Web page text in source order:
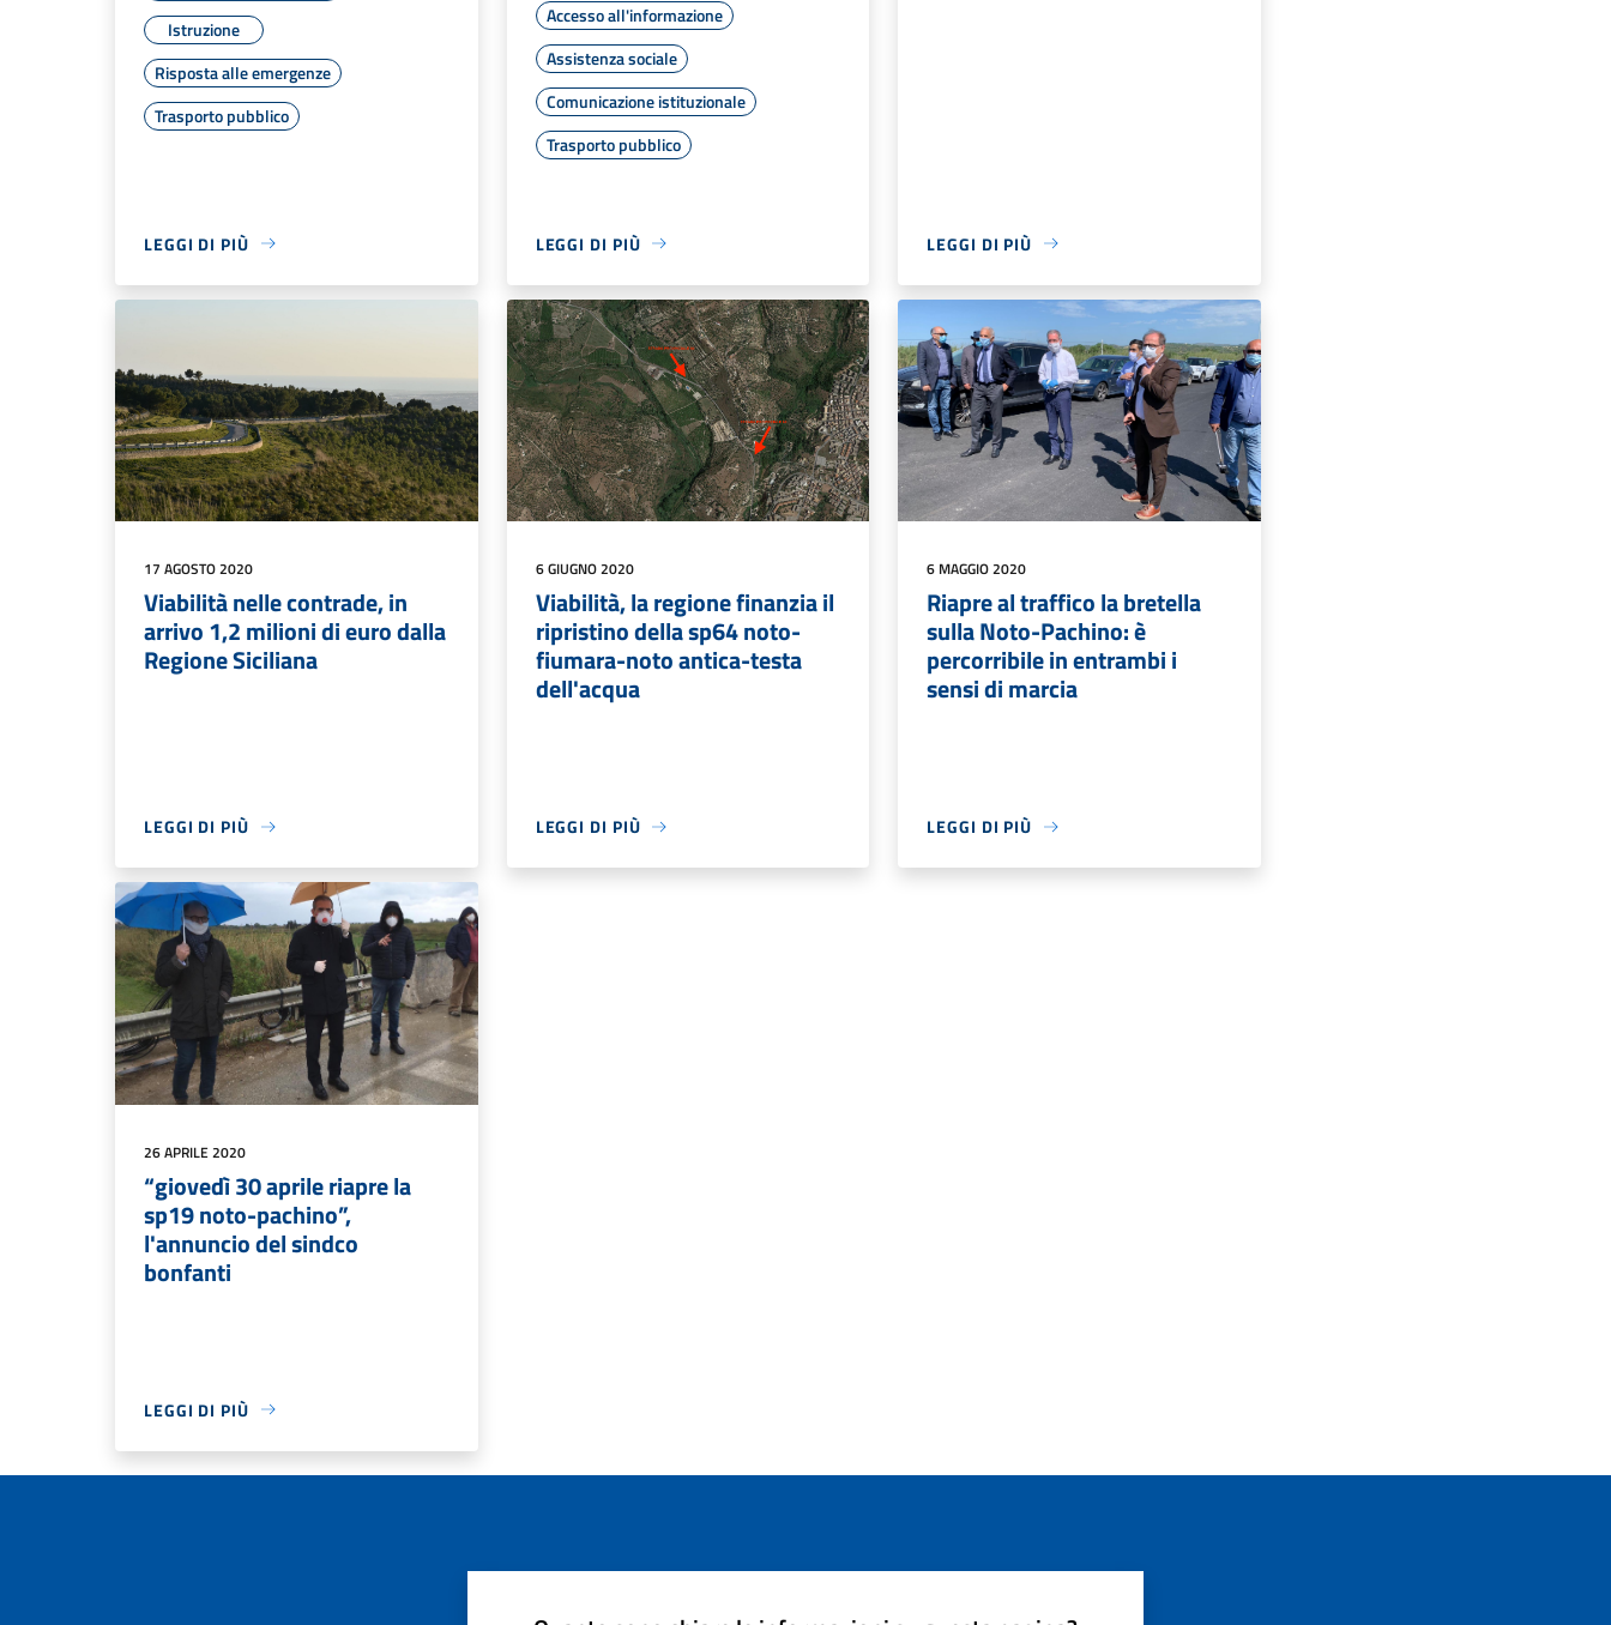
Istruzione
Risposta alle emergenze
Trasporto pubblico
LEGGI DI PIÙ
Accesso all'informazione
Assistenza sociale
Comunicazione istituzionale
Trasporto pubblico
LEGGI DI PIÙ LEGGI DI PIÙ
17 AGOSTO 2020
Viabilità nelle contrade, in
arrivo 1,2 milioni di euro dalla
Regione Siciliana
LEGGI DI PIÙ
6 GIUGNO 2020
Viabilità, la regione finanzia il
ripristino della sp64 noto-
fiumara-noto antica-testa
dell'acqua
LEGGI DI PIÙ
6 MAGGIO 2020
Riapre al traffico la bretella
sulla Noto-Pachino: è
percorribile in entrambi i
sensi di marcia
LEGGI DI PIÙ
26 APRILE 2020
“giovedì 30 aprile riapre la
sp19 noto-pachino”,
l'annuncio del sindco
bonfanti
LEGGI DI PIÙ